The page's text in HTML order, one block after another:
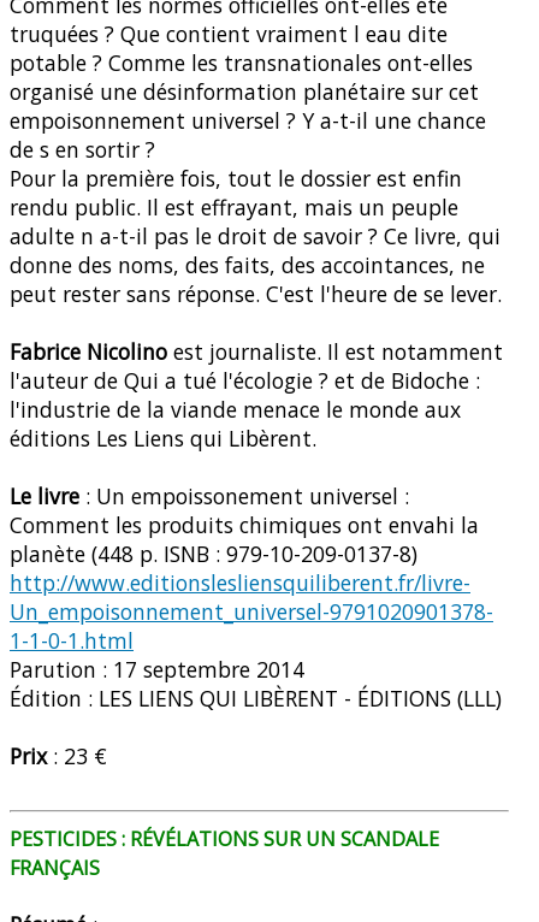
truquées ? Que contient vraiment l eau dite
potable ? Comme les transnationales ont-elles
organisé une désinformation planétaire sur cet
empoisonnement universel ? Y a-t-il une chance
de s en sortir ?
Pour la première fois, tout le dossier est enfin
rendu public. Il est effrayant, mais un peuple
adulte n a-t-il pas le droit de savoir ? Ce livre, qui
donne des noms, des faits, des accointances, ne
peut rester sans réponse. C'est l'heure de se lever.
Fabrice Nicolino est journaliste. Il est notamment
l'auteur de Qui a tué l'écologie ? et de Bidoche :
l'industrie de la viande menace le monde aux
éditions Les Liens qui Libèrent.
Le livre : Un empoissonement universel :
Comment les produits chimiques ont envahi la
planète (448 p. ISNB : 979-10-209-0137-8)
http://www.editionslesliensquiliberent.fr/livre-
Un_empoisonnement_universel-9791020901378-
1-1-0-1.html
Parution : 17 septembre 2014
Édition : LES LIENS QUI LIBÈRENT - ÉDITIONS (LLL)
Prix: 23 €
PESTICIDES : RÉVÉLATIONS SUR UN SCANDALE
FRANÇAIS